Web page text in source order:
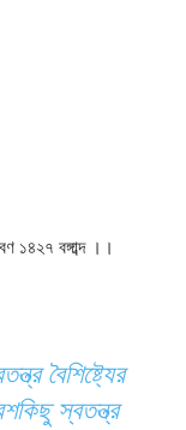
১৪২৭ বঙ্গাব্দ ।।
বৈশিষ্ট্যের
স্বতন্ত্র